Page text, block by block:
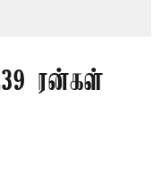
ரன்கள்